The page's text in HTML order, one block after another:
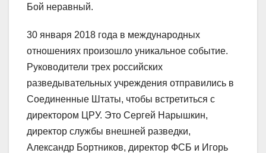
Бой неравный.
30 января 2018 года в международных
отношениях произошло уникальное событие.
Руководители трех российских
разведывательных учреждения отправились в
Соединенные Штаты, чтобы встретиться с
директором ЦРУ. Это Сергей Нарышкин,
директор службы внешней разведки,
Александр Бортников, директор ФСБ и Игорь